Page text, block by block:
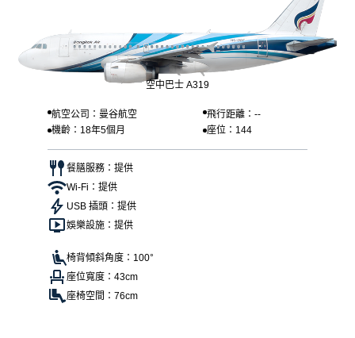
空中巴士 A319
航空公司：曼谷航空
飛行距離：--
機齡：18年5個月
座位：144
餐膳服務：提供
Wi-Fi：提供
USB 插頭：提供
娛樂設施：提供
椅背傾斜角度：100°
座位寬度：43cm
座椅空間：76cm